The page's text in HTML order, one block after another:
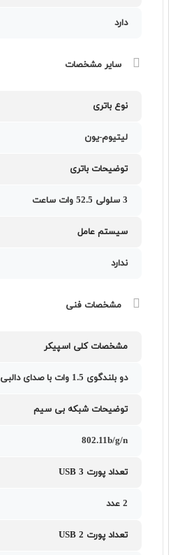
دارد
سایر مشخصات
نوع باتری
لیتیوم-یون
توضیحات باتری
3 سلولی 52.5 وات ساعت
سیستم عامل
ندارد
مشخصات فنی
مشخصات کلی اسپیکر
دو بلندگوی 1.5 وات با صدای دالبی
توضیحات شبکه بی سیم
802.11b/g/n
تعداد پورت USB 3
2 عدد
تعداد پورت USB 2